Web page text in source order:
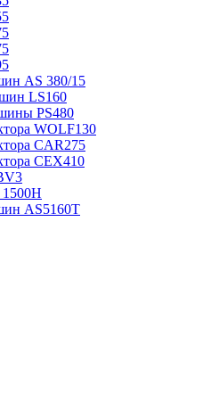
AS 380/15
LS160
PS480
WOLF130
CAR275
CEX410
AS5160T